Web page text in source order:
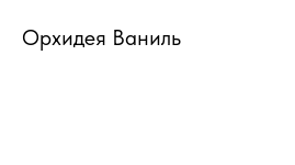
Орхидея Ваниль